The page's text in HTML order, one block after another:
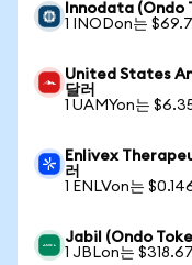
Innodata (Ondo
1 INODon는
United States
달러
1 UAMYon는
Enlivex
러
1 ENLVon는
Jabil (Ondo
1 JBLon는